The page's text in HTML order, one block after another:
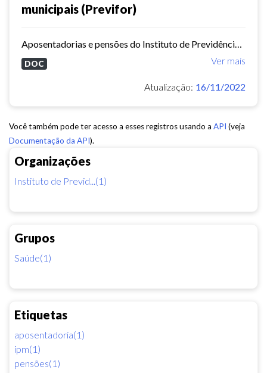
Organizações
Instituto de Previd...(1)
Grupos
Saúde(1)
Etiquetas
aposentadoria(1)
ipm(1)
pensões(1)
municipais (Previfor)
Ver mais
DOC
Atualização: 16/11/2022
Você também pode ter acesso a esses registros usando a API (veja
Documentação da API).